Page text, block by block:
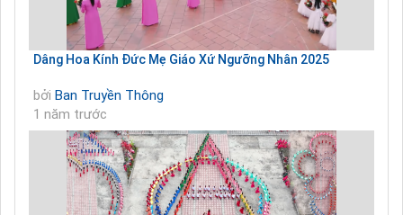
Dâng Hoa Kính Đức Mẹ Giáo Xứ Ngưỡng Nhân 2025
bởi Ban Truyền Thông
1 năm trước